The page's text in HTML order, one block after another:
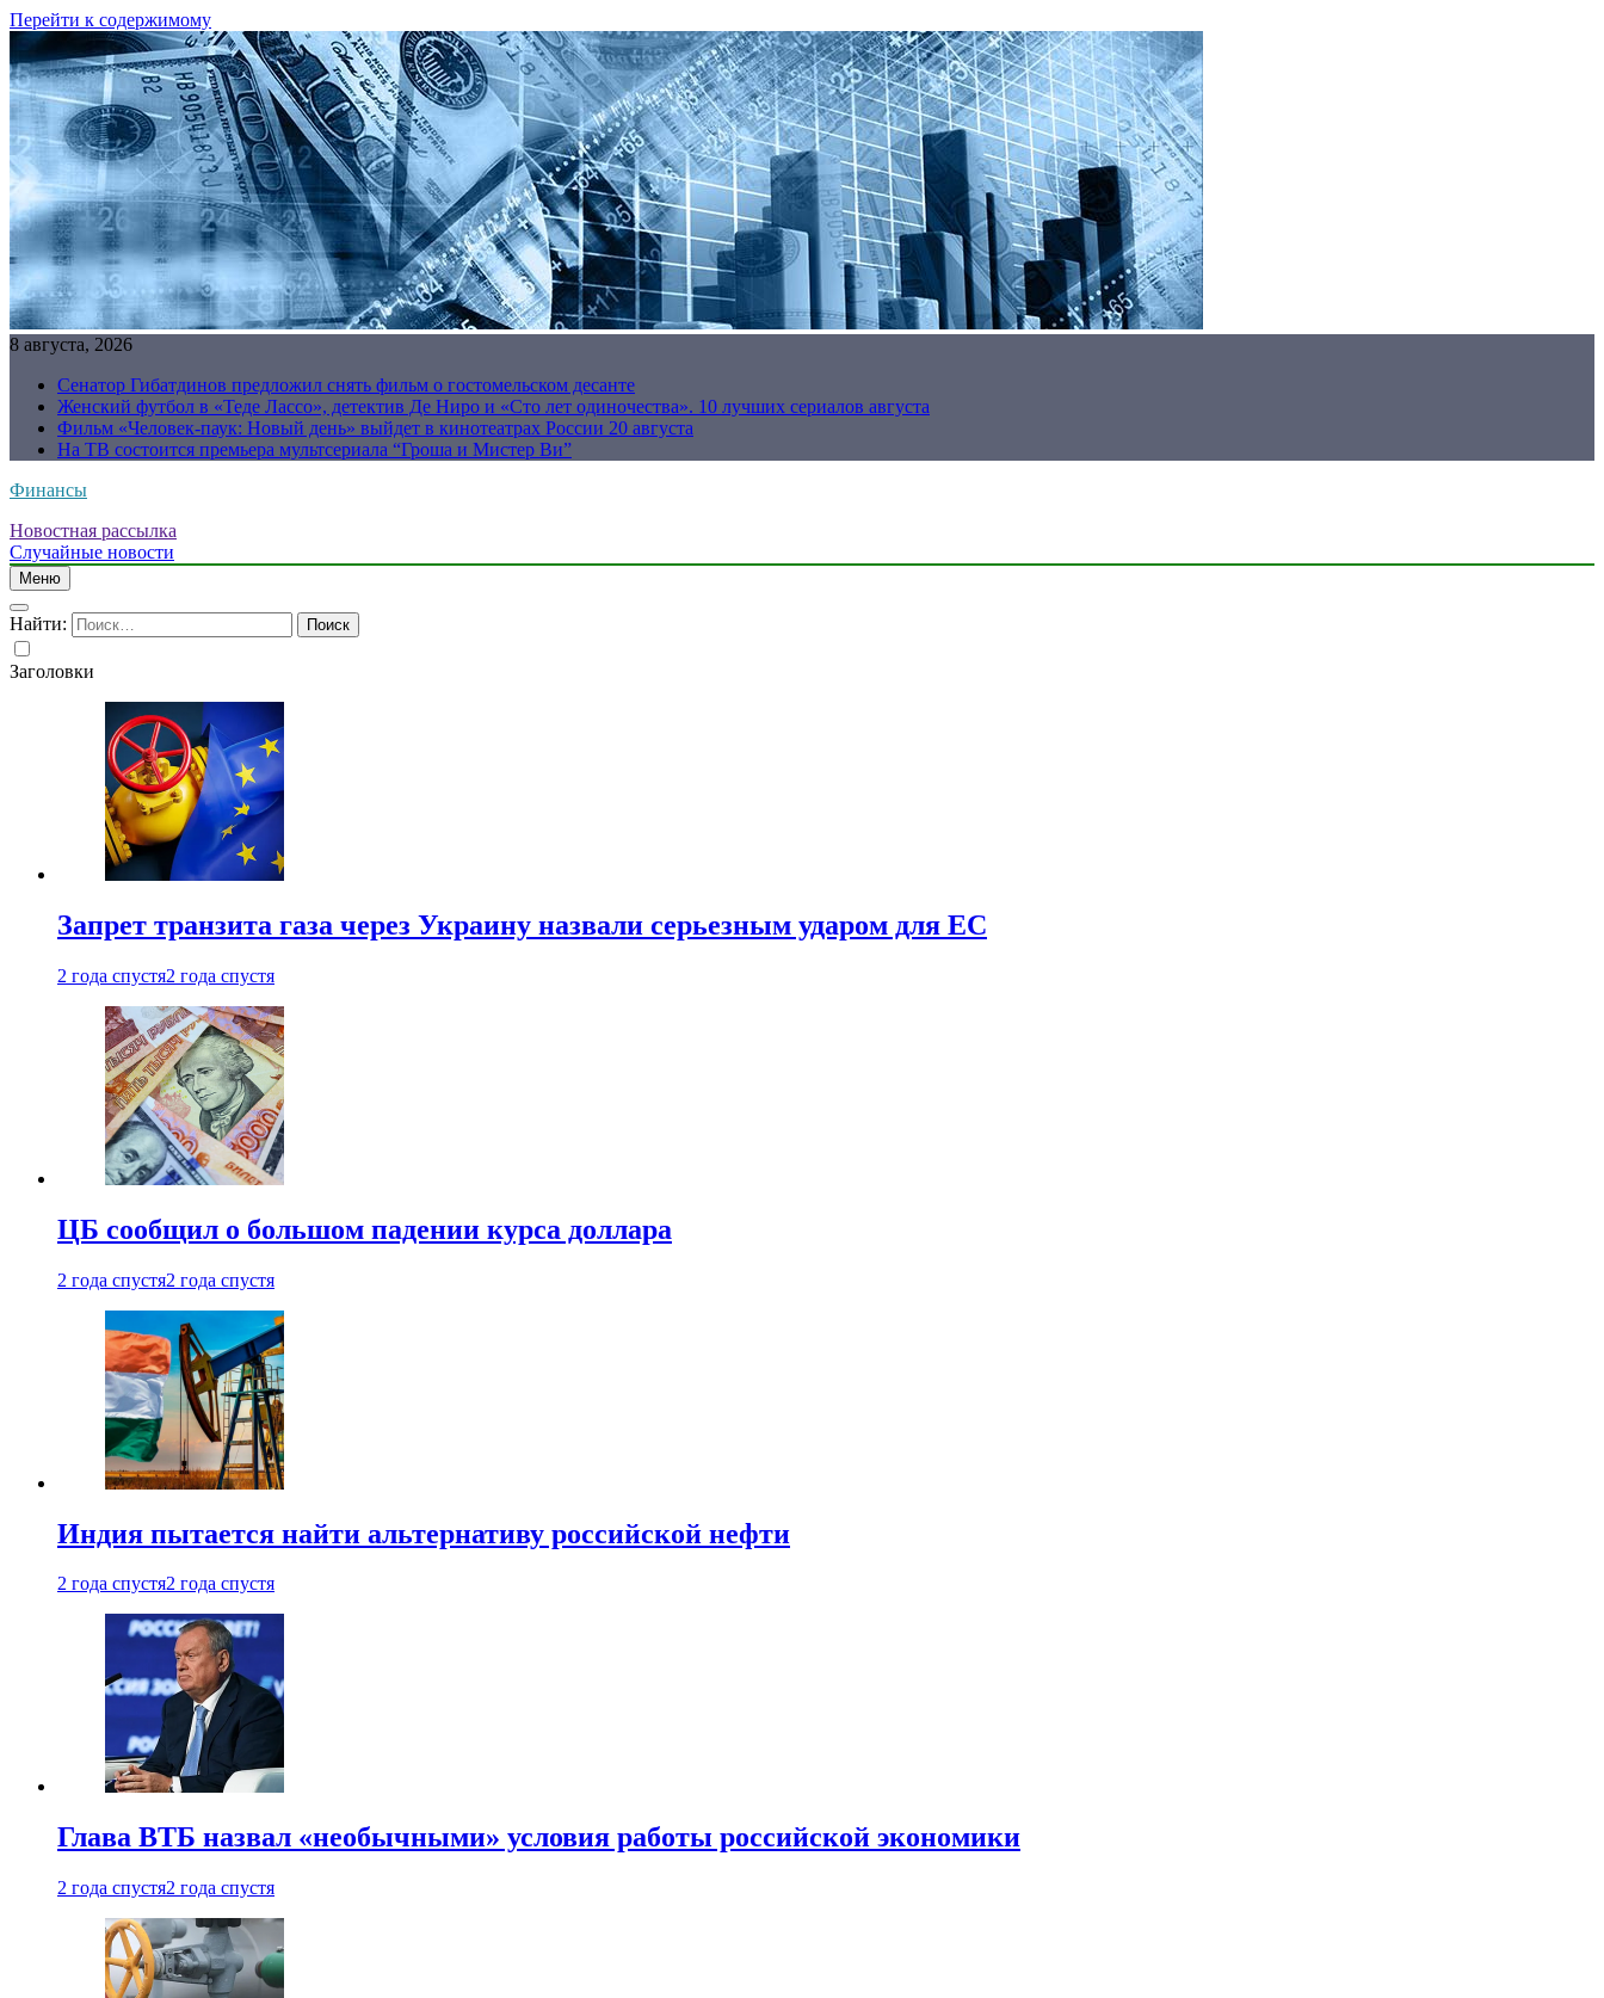
Перейти к содержимому
8 августа, 2026
Сенатор Гибатдинов предложил снять фильм о гостомельском десанте
Женский футбол в «Теде Лассо», детектив Де Ниро и «Сто лет одиночества». 10 лучших сериалов августа
Фильм «Человек-паук: Новый день» выйдет в кинотеатрах России 20 августа
На ТВ состоится премьера мультсериала “Гроша и Мистер Ви”
Финансы
Новостная рассылка
Случайные новости
Меню
Найти:
Заголовки
Запрет транзита газа через Украину назвали серьезным ударом для ЕС
2 года спустя2 года спустя
ЦБ сообщил о большом падении курса доллара
2 года спустя2 года спустя
Индия пытается найти альтернативу российской нефти
2 года спустя2 года спустя
Глава ВТБ назвал «необычными» условия работы российской экономики
2 года спустя2 года спустя